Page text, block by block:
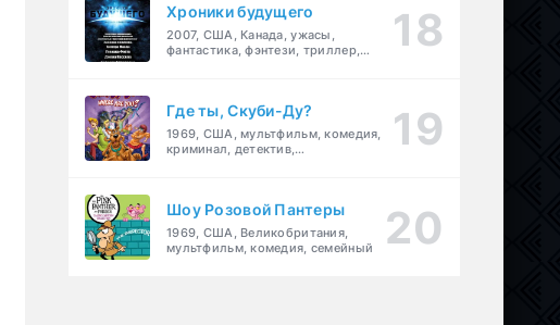
Хроники будущего
2007, США, Канада, ужасы,
фантастика, фэнтези, триллер,
Где ты, Скуби-Ду?
1969, США, мультфильм, комедия,
криминал, детектив,
Шоу Розовой Пантеры
1969, США, Великобритания,
мультфильм, комедия, семейный